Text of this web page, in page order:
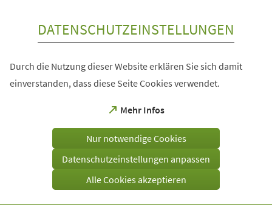
DATENSCHUTZEINSTELLUNGEN
Durch die Nutzung dieser Website erklären Sie sich damit
einverstanden, dass diese Seite Cookies verwendet.
Mehr Infos
(Öffnet
einem
Tab)
Nur notwendige Cookies
Datenschutzeinstellungen anpassen
Alle Cookies akzeptieren